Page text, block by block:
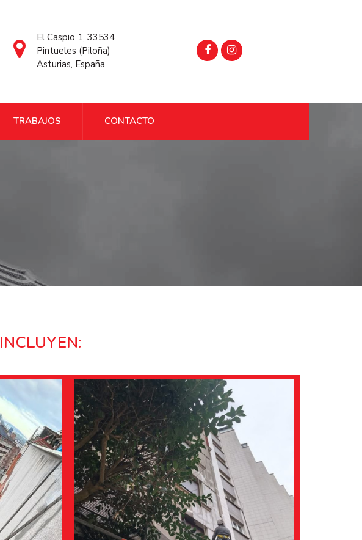
El Caspio 1, 33534
Pintueles (Piloña)
Asturias, España
TRABAJOS CONTACTO
INCLUYEN: